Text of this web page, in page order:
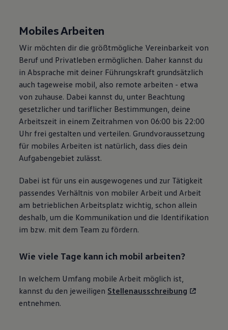
Mobiles Arbeiten
Wir möchten dir die größtmögliche Vereinbarkeit von
Beruf und Privatleben ermöglichen. Daher kannst du
in Absprache mit deiner Führungskraft grundsätzlich
auch tageweise mobil, also remote arbeiten - etwa
von zuhause. Dabei kannst du, unter Beachtung
gesetzlicher und tariflicher Bestimmungen, deine
Arbeitszeit in einem Zeitrahmen von 06:00 bis 22:00
Uhr frei gestalten und verteilen. Grundvoraussetzung
für mobiles Arbeiten ist natürlich, dass dies dein
Aufgabengebiet zulässt.
Dabei ist für uns ein ausgewogenes und zur Tätigkeit
passendes Verhältnis von mobiler Arbeit und Arbeit
am betrieblichen Arbeitsplatz wichtig, schon allein
deshalb, um die Kommunikation und die Identifikation
im bzw. mit dem Team zu fördern.
Wie viele Tage kann ich mobil arbeiten?
In welchem Umfang mobile Arbeit möglich ist,
kannst du den jeweiligen Stellenausschreibung
entnehmen.